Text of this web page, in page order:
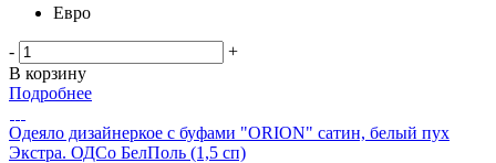
Евро
-
+
В корзину
Подробнее
Одеяло дизайнеркое с буфами "ORION" сатин, белый пух
Экстра. ОДСо БелПоль (1,5 сп)